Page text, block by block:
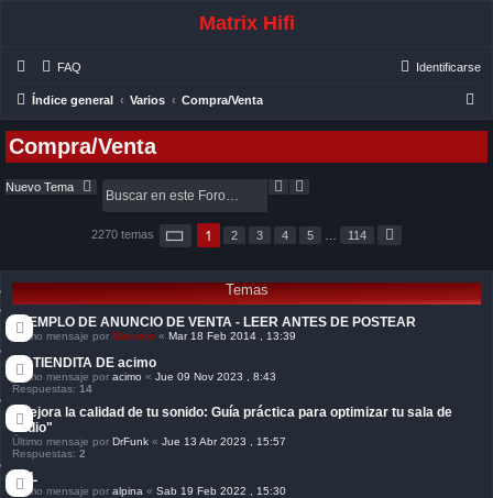
Matrix Hifi
FAQ Identificarse
Índice general Varios Compra/Venta
Compra/Venta
Nuevo Tema
q
a
a
v
a
2270 temas
i
n
d
e
4
1 2 3 4 5 114
u
e
n
t
Temas
EJEMPLO DE ANUNCIO DE VENTA - LEER ANTES DE POSTEAR
Último mensaje por Marcelo « Mar 18 Feb 2014 , 13:39
LA TIENDITA DE acimo
Último mensaje por acimo « Jue 09 Nov 2023 , 8:43
Respuestas: 14
"Mejora la calidad de tu sonido: Guía práctica para optimizar tu sala de
audio"
Último mensaje por DrFunk « Jue 13 Abr 2023 , 15:57
Respuestas: 2
JBL
Último mensaje por alpina « Sab 19 Feb 2022 , 15:30